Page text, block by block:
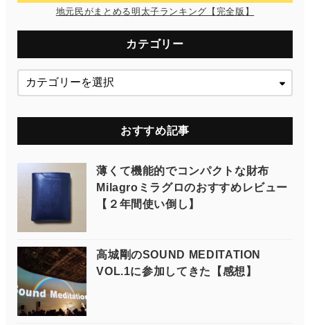
地元民がまとめる明太子ランキング【完全版】
カテゴリー
おすすめ記事
薄くて機能的でコンパクトな財布
Milagroミラグロのおすすめレビュー
【２年間使い倒し】
高城剛のSOUND MEDITATION
VOL.1に参加してきた【感想】